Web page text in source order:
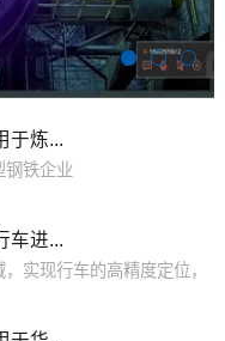
于炼...
钢铁企业
车进...
实现行车的高精度定位，